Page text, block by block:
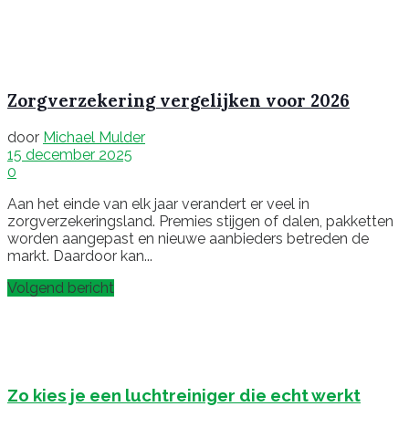
Zorgverzekering vergelijken voor 2026
door Michael Mulder
15 december 2025
0
Aan het einde van elk jaar verandert er veel in
zorgverzekeringsland. Premies stijgen of dalen, pakketten
worden aangepast en nieuwe aanbieders betreden de
markt. Daardoor kan...
Volgend bericht
Zo kies je een luchtreiniger die echt werkt